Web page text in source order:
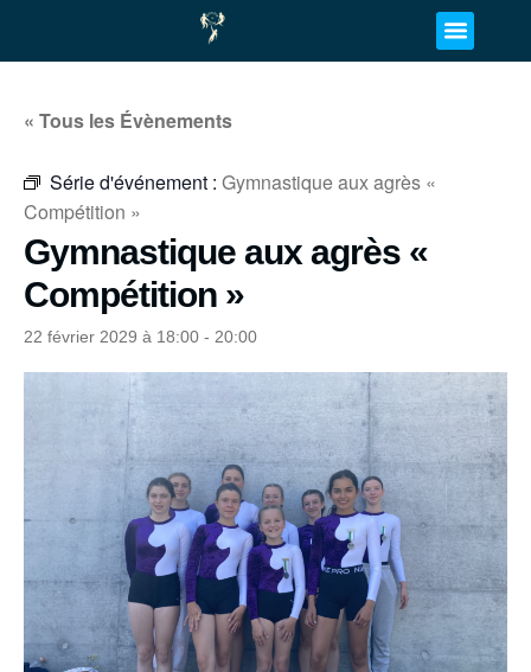
« Tous les Évènements
Série d'événement : Gymnastique aux agrès «
Compétition »
Gymnastique aux agrès «
Compétition »
22 février 2029 à 18:00 - 20:00